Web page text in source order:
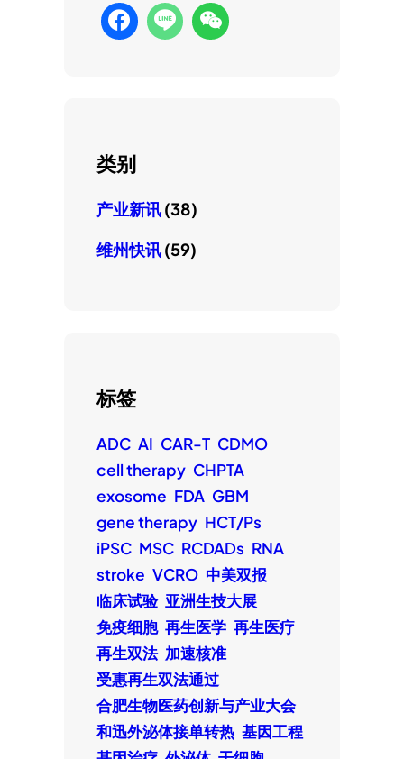
类别
产业新讯(38)
维州快讯(59)
标签
ADC AI CAR-T CDMO
cell therapy CHPTA
exosome FDA GBM
gene therapy HCT/Ps
iPSC MSC RCDADs RNA
stroke VCRO 中美双报
临床试验 亚洲生技大展
免疫细胞 再生医学 再生医疗
再生双法 加速核准
受惠再生双法通过
合肥生物医药创新与产业大会
和迅外泌体接单转热 基因工程